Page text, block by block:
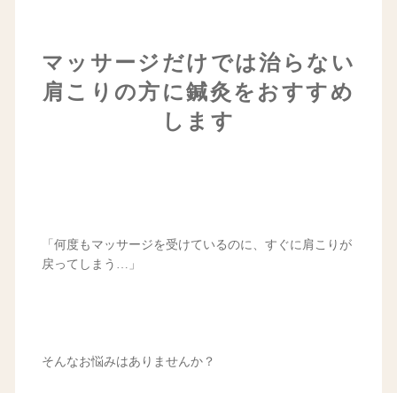
マッサージだけでは治らない
肩こりの方に鍼灸をおすすめ
します
「何度もマッサージを受けているのに、すぐに肩こりが
戻ってしまう…」
そんなお悩みはありませんか？